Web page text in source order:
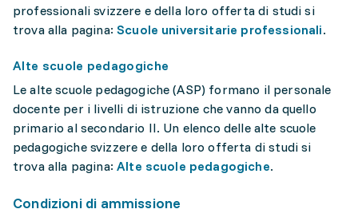
professionali svizzere e della loro offerta di studi si
trova alla pagina:Scuole universitarie professionali.
Alte scuole pedagogiche
Le alte scuole pedagogiche (ASP) formano il personale
docente per i livelli di istruzione che vanno da quello
primario al secondario II. Un elenco delle alte scuole
pedagogiche svizzere e della loro offerta di studi si
trova alla pagina:Alte scuole pedagogiche.
Condizioni di ammissione